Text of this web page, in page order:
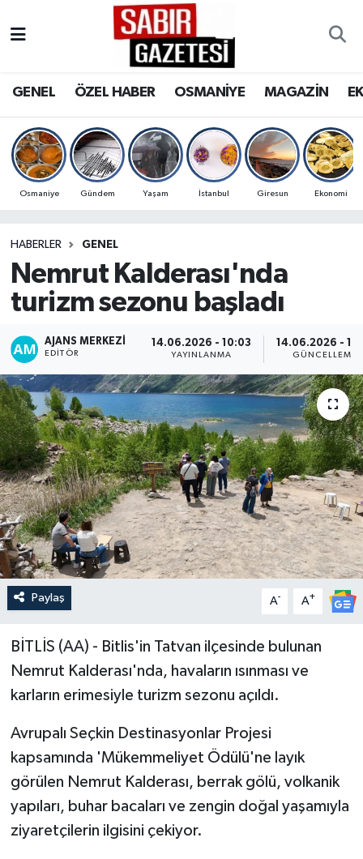
GENEL ÖZEL HABER OSMANİYE MAGAZİN
Osmaniye Gündem Yaşam İstanbul Giresun Ekonomi
HABERLER GENEL
Nemrut Kalderası'nda
turizm sezonu başladı
AJANS MERKEZI
EDITÖR
14.06.2026 - 10:03
YAYINLANMA
14.06.2026 -
GÜNCELLEME
Paylaş A- A+
BİTLİS (AA) - Bitlis'in Tatvan ilçesinde bulunan
Nemrut Kalderası'nda, havaların ısınması ve
karların erimesiyle turizm sezonu açıldı.
Avrupalı Seçkin Destinasyonlar Projesi
kapsamında 'Mükemmeliyet Ödülü'ne layık
görülen Nemrut Kalderası, berrak gölü, volkanik
yapıları, buhar bacaları ve zengin doğal yaşamıyla
ziyaretçilerin ilgisini çekiyor.
OSMANİYE
MAGAZİN
SPOR
RESMİ İLANLAR
Osmaniye Nöbetçi Eczaneler
Osmaniye Trafik Yoğunluk Haritası
Süper Lig Puan Durumu ve Fikstür
Son Dakika Haberleri
Haber Arşivi